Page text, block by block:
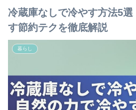
冷蔵庫なしで冷やす方法5
す節約テクを徹底解説
暮らし